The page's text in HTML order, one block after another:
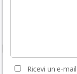
Ricevi un'e-